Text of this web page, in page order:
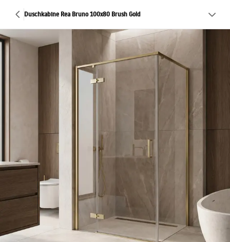
Duschkabine Rea Bruno 100x80 Brush Gold